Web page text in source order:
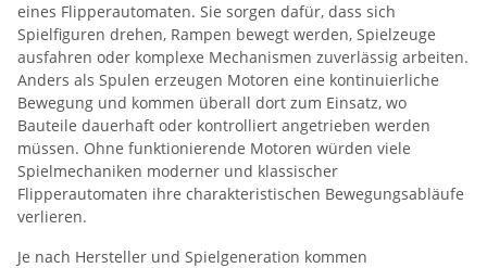
eines Flipperautomaten. Sie sorgen dafür, dass sich
Spielfiguren drehen, Rampen bewegt werden, Spielzeuge
ausfahren oder komplexe Mechanismen zuverlässig arbeiten.
Anders als Spulen erzeugen Motoren eine kontinuierliche
Bewegung und kommen überall dort zum Einsatz, wo
Bauteile dauerhaft oder kontrolliert angetrieben werden
müssen. Ohne funktionierende Motoren würden viele
Spielmechaniken moderner und klassischer
Flipperautomaten ihre charakteristischen Bewegungsabläufe
verlieren.
Je nach Hersteller und Spielgeneration kommen